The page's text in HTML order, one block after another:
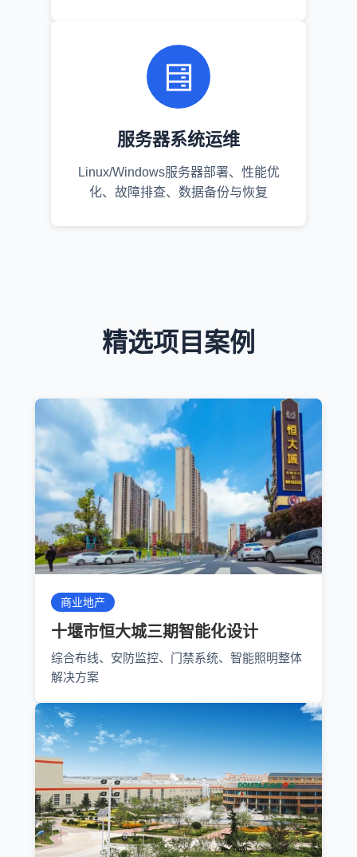
服务器系统运维
Linux/Windows服务器部署、性能优
化、故障排查、数据备份与恢复
精选项目案例
商业地产
十堰市恒大城三期智能化设计
综合布线、安防监控、门禁系统、智能照明整体
解决方案